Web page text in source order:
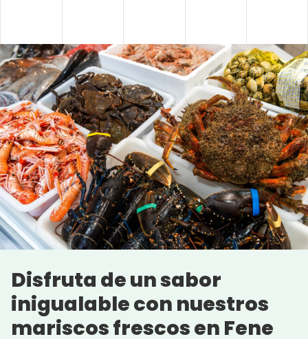
Disfruta de un sabor
inigualable con nuestros
mariscos frescos en Fene